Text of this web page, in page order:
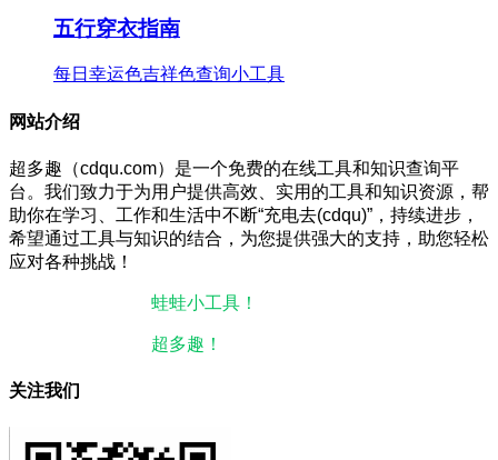
五行穿衣指南
每日幸运色吉祥色查询小工具
网站介绍
超多趣（cdqu.com）是一个免费的在线工具和知识查询平
台。我们致力于为用户提供高效、实用的工具和知识资源，帮
助你在学习、工作和生活中不断“充电去(cdqu)”，持续进步，
希望通过工具与知识的结合，为您提供强大的支持，助您轻松
应对各种挑战！
蛙蛙小工具！
超多趣！
关注我们